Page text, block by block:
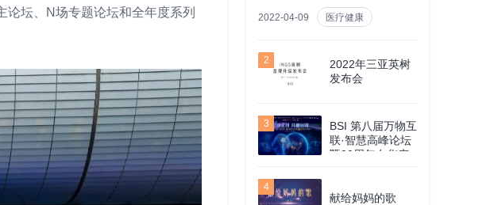
论坛、N场专题论坛和全年度系列
2022-04-09 医疗健康
2
2022年三亚英树
发布会
3
BSI 第八届万物互
联·智慧高峰论坛
暨30周年在华庆
典
4
献给妈妈的歌